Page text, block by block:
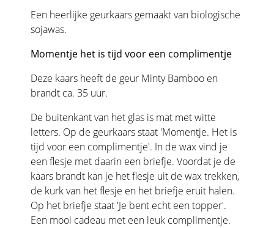
Een heerlijke geurkaars gemaakt van biologische
sojawas.
Momentje het is tijd voor een complimentje
Deze kaars heeft de geur Minty Bamboo en
brandt ca. 35 uur.
De buitenkant van het glas is mat met witte
letters. Op de geurkaars staat 'Momentje. Het is
tijd voor een complimentje'. In de wax vind je
een flesje met daarin een briefje. Voordat je de
kaars brandt kan je het flesje uit de wax trekken,
de kurk van het flesje en het briefje eruit halen.
Op het briefje staat 'Je bent echt een topper'.
Een mooi cadeau met een leuk complimentje.